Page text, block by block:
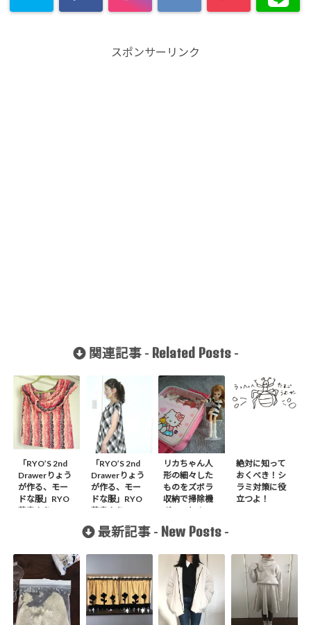
スポンサーリンク
関連記事 - Related Posts-
「RYO’S 2nd
Drawerりょう
が作る、モー
ドな服」RYO
著書より P
「RYO’S 2nd
Drawerりょう
が作る、モー
ドな服」RYO
著書より A
BLOUSE作り
ました。
リカちゃん人
形の細々した
ものをズボラ
収納で掃除機
ガーっと！
絶対に知って
おくべき！シ
ラミ対策に役
立つよ！
最新記事 - New Posts -